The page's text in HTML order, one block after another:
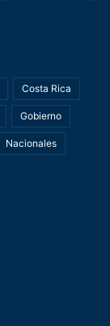
Costa Rica
Gobierno
Nacionales